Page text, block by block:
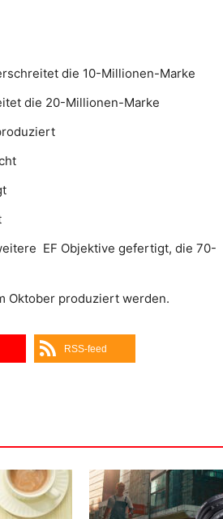
die 10-Millionen-Marke
die 20-Millionen-Marke
EF Objektive gefertigt, die 70-
Oktober produziert werden.
RSS-feed